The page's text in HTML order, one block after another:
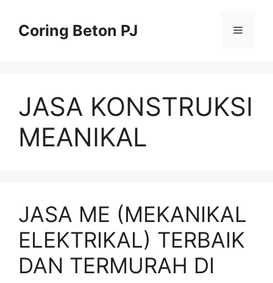
contentCoring Beton PJ Menu
JASA KONSTRUKSI
MEANIKAL
JASA ME (MEKANIKAL
ELEKTRIKAL) TERBAIK
DAN TERMURAH DI